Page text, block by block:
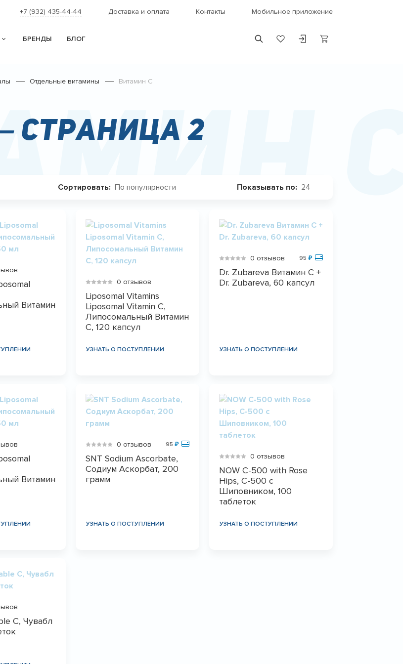
+7 (932) 435-44-44 Доставка и оплата Контакты Мобильное приложение
БРЕНДЫ БЛОГ
Отдельные витамины Витамин С
Страница 2
Сортировать: По популярности Показывать по: 24
Витамин
0 отзывов
Liposomal Vitamins
Liposomal Vitamin C,
Липосомальный Витамин
С, 120 капсул
УЗНАТЬ О ПОСТУПЛЕНИИ
0 отзывов 95 ₽
Dr. Zubareva Витамин С +
Dr. Zubareva, 60 капсул
УЗНАТЬ О ПОСТУПЛЕНИИ
Витамин
0 отзывов 95 ₽
SNT Sodium Ascorbate,
Содиум Аскорбат, 200
грамм
УЗНАТЬ О ПОСТУПЛЕНИИ
0 отзывов
NOW C-500 with Rose
Hips, C-500 c
Шиповником, 100
таблеток
УЗНАТЬ О ПОСТУПЛЕНИИ
C, Чувабл